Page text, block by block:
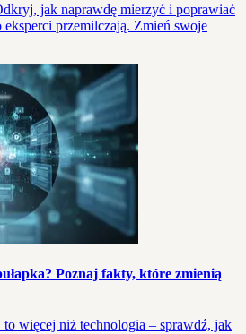
jak naprawdę mierzyć i poprawiać
eksperci przemilczają. Zmień swoje
Poznaj fakty, które zmienią
więcej niż technologia – sprawdź, jak